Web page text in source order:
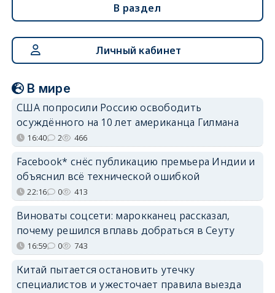
В раздел
Личный кабинет
В мире
США попросили Россию освободить
осуждённого на 10 лет американца Гилмана
16:40 2 466
Facebook* снёс публикацию премьера Индии и
объяснил всё технической ошибкой
22:16 0 413
Виноваты соцсети: марокканец рассказал,
почему решился вплавь добраться в Сеуту
16:59 0 743
Китай пытается остановить утечку
специалистов и ужесточает правила выезда